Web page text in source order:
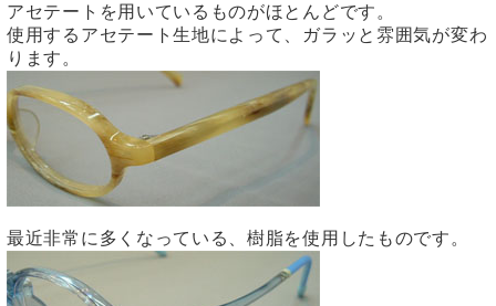
アセテートを用いているものがほとんどです。
使用するアセテート生地によって、ガラッと雰囲気が変わ
ります。
最近非常に多くなっている、樹脂を使用したものです。